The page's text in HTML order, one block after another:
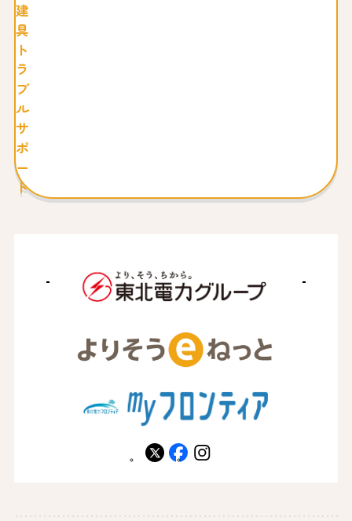
建
具
ト
ラ
ブ
ル
サ
ポ
ー
ト
X facebookinstagram